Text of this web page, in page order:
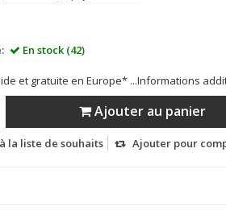
En stock (42)
et gratuite en Europe* ...Informations
Ajouter au panier
la liste de souhaits Ajouter pour